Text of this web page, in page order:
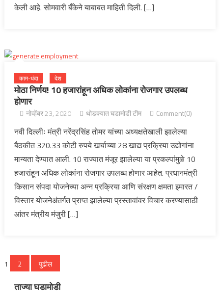
केली आहे. सोमवारी बँकेने याबाबत माहिती दिली. […]
काम-धंदा देश
मोठा निर्णय! 10 हजारांहून अधिक लोकांना रोजगार उपलब्ध
होणार
नोव्हेंबर 23, 2020 थोडक्यात घडामोडी टीम Comment(0)
नवी दिल्लीः मंत्री नरेंद्रसिंह तोमर यांच्या अध्यक्षतेखाली झालेल्या
बैठकीत 320.33 कोटी रुपये खर्चाच्या 28 खाद्य प्रक्रिया उद्योगांना
मान्यता देण्यात आली. 10 राज्यात मंजूर झालेल्या या प्रकल्पांमुळे 10
हजारांहून अधिक लोकांना रोजगार उपलब्ध होणार आहेत. प्रधानमंत्री
किसान संपदा योजनेच्या अन्न प्रक्रिया आणि संरक्षण क्षमता इमारत /
विस्तार योजनेअंतर्गत प्राप्त झालेल्या प्रस्तावांवर विचार करण्यासाठी
आंतर मंत्रीय मंजुरी […]
पोस्ट्स
पृष्ठांकन
1 2 पुढील
ताज्या घडामोडी